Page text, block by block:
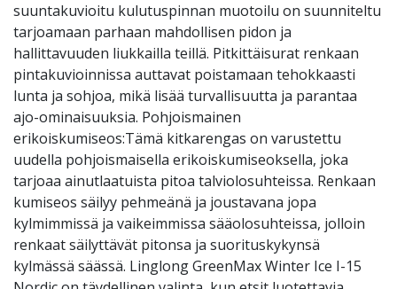
suuntakuvioitu kulutuspinnan muotoilu on suunniteltu
tarjoamaan parhaan mahdollisen pidon ja
hallittavuuden liukkailla teillä. Pitkittäisurat renkaan
pintakuvioinnissa auttavat poistamaan tehokkaasti
lunta ja sohjoa, mikä lisää turvallisuutta ja parantaa
ajo-ominaisuuksia. Pohjoismainen
erikoiskumiseos:Tämä kitkarengas on varustettu
uudella pohjoismaisella erikoiskumiseoksella, joka
tarjoaa ainutlaatuista pitoa talviolosuhteissa. Renkaan
kumiseos säilyy pehmeänä ja joustavana jopa
kylmimmissä ja vaikeimmissa sääolosuhteissa, jolloin
renkaat säilyttävät pitonsa ja suorituskykynsä
kylmässä säässä. Linglong GreenMax Winter Ice I-15